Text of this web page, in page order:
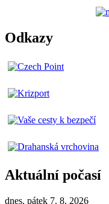
Odkazy
Aktuální počasí
dnes, pátek 7. 8. 2026